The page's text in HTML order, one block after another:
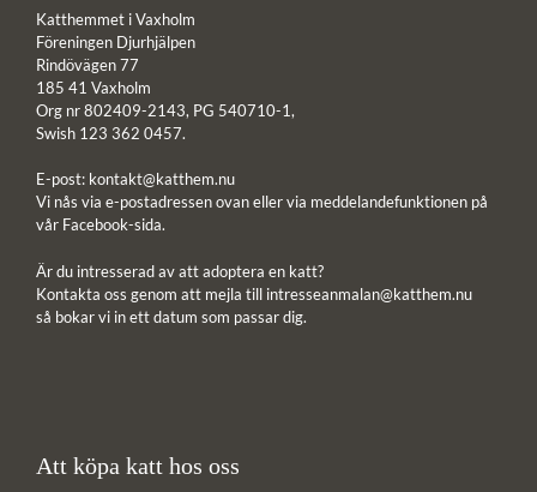
Katthemmet i Vaxholm
Föreningen Djurhjälpen
Rindövägen 77
185 41 Vaxholm
Org nr 802409-2143, PG 540710-1,
Swish 123 362 0457.
E-post: kontakt@katthem.nu
Vi nås via e-postadressen ovan eller via meddelandefunktionen på
vår Facebook-sida.
Är du intresserad av att adoptera en katt?
Kontakta oss genom att mejla till intresseanmalan@katthem.nu
så bokar vi in ett datum som passar dig.
Att köpa katt hos oss